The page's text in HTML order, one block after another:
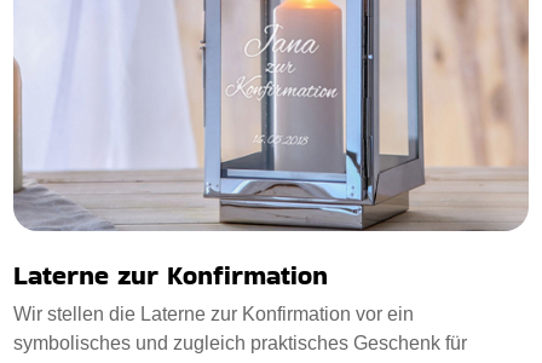
Laterne zur Konfirmation
Wir stellen die Laterne zur Konfirmation vor ein
symbolisches und zugleich praktisches Geschenk für